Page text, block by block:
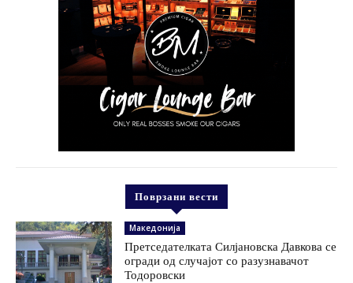
Поврзани вести
Македонија
Претседателката Силјановска Давкова се
огради од случајот со разузнавачот
Тодоровски